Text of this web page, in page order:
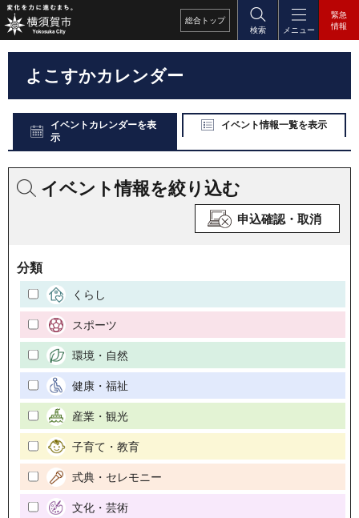
総合 トップ
検索
メニュー
緊急
情報
よこすかカレンダー
イベントカレンダーを表
示
イベント情報一覧を表示
イベント情報を絞り込む
申込確認・取消
分類
くらし
スポーツ
環境・自然
健康・福祉
産業・観光
子育て・教育
式典・セレモニー
文化・芸術